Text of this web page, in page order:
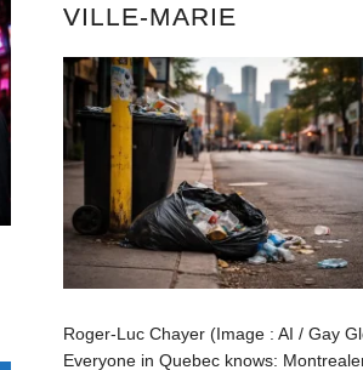
VILLE‑MARIE
Roger-Luc Chayer (Image : AI / Gay
Everyone in Quebec knows: